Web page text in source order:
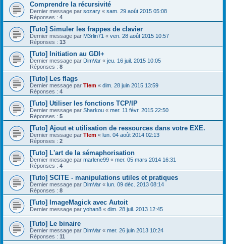
Comprendre la récursivité
Dernier message par sozary « sam. 29 août 2015 05:08
Réponses : 4
[Tuto] Simuler les frappes de clavier
Dernier message par M3rlin71 « ven. 28 août 2015 10:57
Réponses : 13
[Tuto] Initiation au GDI+
Dernier message par DimVar « jeu. 16 juil. 2015 10:05
Réponses : 8
[Tuto] Les flags
Dernier message par Tlem « dim. 28 juin 2015 13:59
Réponses : 4
[Tuto] Utiliser les fonctions TCP/IP
Dernier message par Sharkou « mer. 11 févr. 2015 22:50
Réponses : 5
[Tuto] Ajout et utilisation de ressources dans votre EXE.
Dernier message par Tlem « lun. 04 août 2014 02:13
Réponses : 2
[Tuto] L'art de la sémaphorisation
Dernier message par marlene99 « mer. 05 mars 2014 16:31
Réponses : 4
[Tuto] SCITE - manipulations utiles et pratiques
Dernier message par DimVar « lun. 09 déc. 2013 08:14
Réponses : 8
[Tuto] ImageMagick avec Autoit
Dernier message par yohan8 « dim. 28 juil. 2013 12:45
[Tuto] Le binaire
Dernier message par DimVar « mer. 26 juin 2013 10:24
Réponses : 11